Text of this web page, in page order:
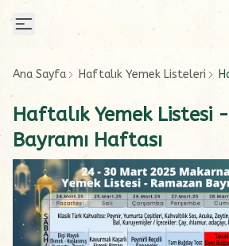
Ana Sayfa Haftalık Yemek Listeleri
Haftalık Yemek Listesi
Bayramı Haftası